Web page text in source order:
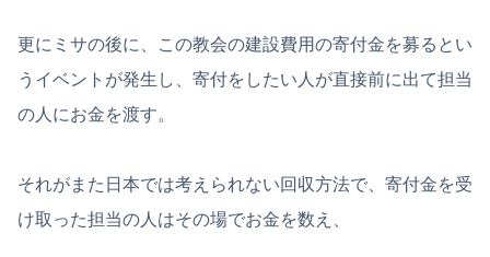
更にミサの後に、この教会の建設費用の寄付金を募るとい
うイベントが発生し、寄付をしたい人が直接前に出て担当
の人にお金を渡す。
それがまた日本では考えられない回収方法で、寄付金を受
け取った担当の人はその場でお金を数え、